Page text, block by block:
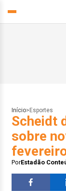
Início> Esportes
Scheidt
sobre
PorEstadão